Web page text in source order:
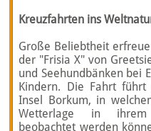
Kreuzfahrten ins
Große Beliebtheit
der "Frisia X" von
und Seehundbänken bei
Kindern. Die Fahrt
Insel Borkum, in
Wetterlage in ihrem
beobachtet werden